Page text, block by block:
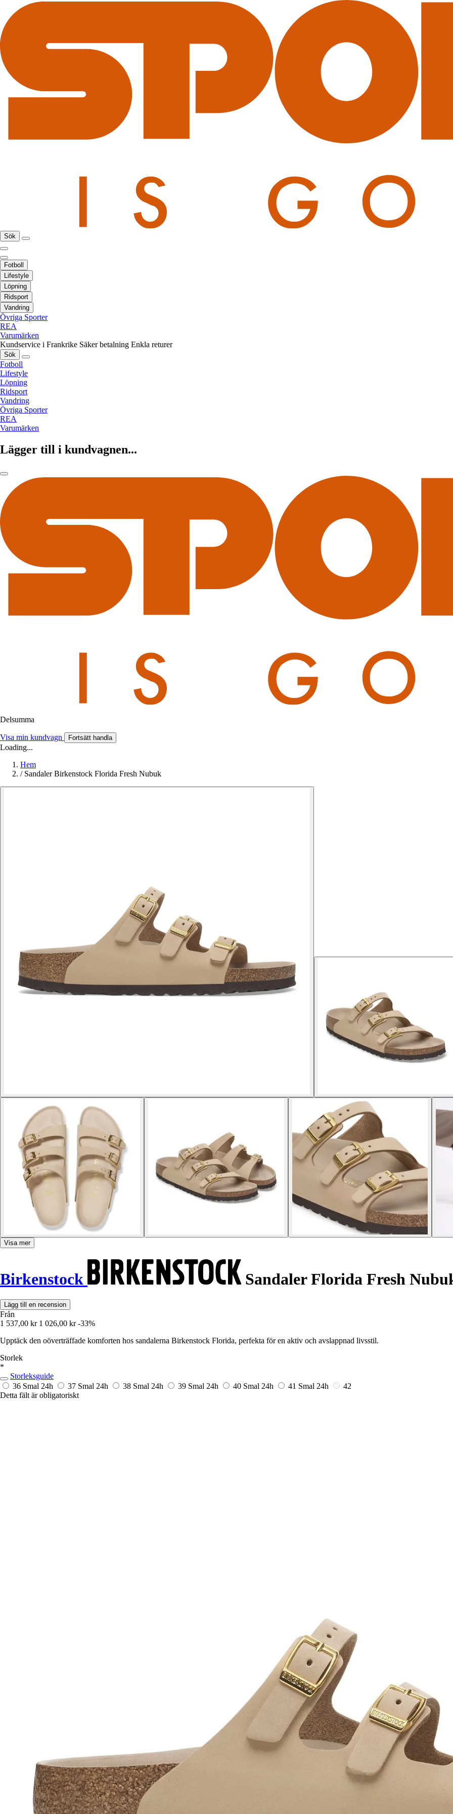
Sök
Fotboll
Lifestyle
Löpning
Ridsport
Vandring
Övriga Sporter
REA
Varumärken
Kundservice i Frankrike Säker betalning Enkla returer
Sök
Fotboll
Lifestyle
Löpning
Ridsport
Vandring
Övriga Sporter
REA
Varumärken
Lägger till i kundvagnen...
Delsumma
Visa min kundvagn Fortsätt handla
Loading...
Hem
/ Sandaler Birkenstock Florida Fresh Nubuk
Visa mer
Birkenstock Sandaler Florida Fresh
Lägg till en recension
Från
1 537,00 kr 1 026,00 kr -33%
Upptäck den oöverträffade komforten hos sandalerna Birkenstock Florida, perfekta för en aktiv och avslappnad livsstil.
Storlek
*
Storleksguide
36 Smal 24h 37 Smal 24h 38 Smal 24h 39 Smal 24h 40 Smal 24h 41 Smal 24h
42
Detta fält är obligatoriskt